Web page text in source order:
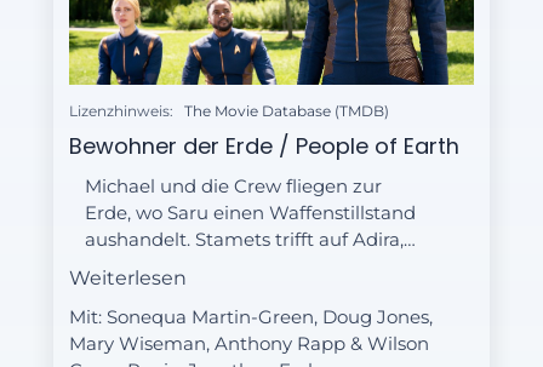
Lizenzhinweis: The Movie Database (TMDB)
Bewohner der Erde / People of Earth
Michael und die Crew fliegen zur
Erde, wo Saru einen Waffenstillstand
aushandelt. Stamets trifft auf Adira,
einen Menschen mit einer
Weiterlesen
Mit: Sonequa Martin-Green, Doug Jones,
Mary Wiseman, Anthony Rapp & Wilson